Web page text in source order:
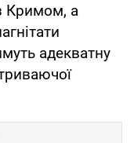
Кримом, а
адекватну